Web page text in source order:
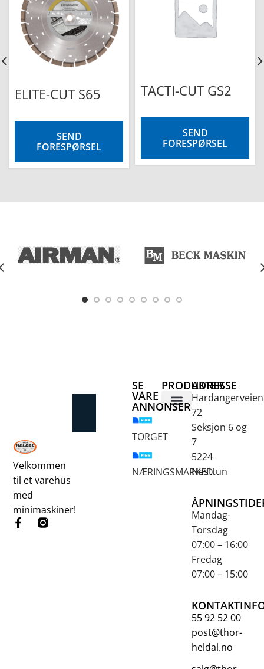
ELITE-CUT S65
SEND
FORESPØRSEL
TACTI-CUT GS2
SEND
FORESPØRSEL
Velkommen
til et varehus
med
minimaskiner!
ADRESSE
Hardangerveien
72
Seksjon 6 og
7
5224
Nesttun
Mandag-
Torsdag
07:00 – 16:00
Fredag
07:00 – 15:00
55 92 52 00
post@thor-
heldal.no
PRODUKTER
SE
VÅRE
ANNONSER
TORGET
NÆRINGSMARKED